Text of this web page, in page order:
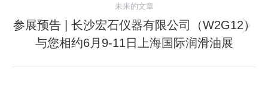
章：
未来的文章
未
来
的
参展预告 | 长沙宏石仪器有限公司（W2G12）
与您相约6月9-11日上海国际润滑油展